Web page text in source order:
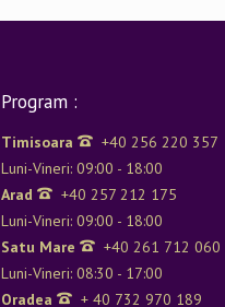
Program :
Timisoara
+40 256 220 357
Luni-Vineri: 09:00 - 18:00
Arad
+40 257 212 175
Luni-Vineri: 09:00 - 18:00
Satu Mare
+40 261 712 060
Luni-Vineri: 08:30 - 17:00
Oradea
+ 40 732 970 189